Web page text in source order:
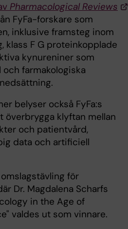
Pharmacological Reviews
FyFa-forskare som
inklusive framsteg inom
klass F G proteinkopplade
kynureniner som
farmakologiska
belyser också FyFa:s
överbrygga klyftan mellan
och patientvård,
data och artificiell
för
Dr. Magdalena Scharfs
in the Age of
valdes ut som vinnare.